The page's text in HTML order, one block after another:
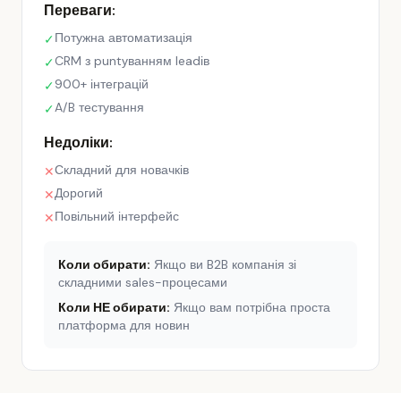
Переваги:
✓Потужна автоматизація
✓CRM з puntуванням leadів
✓900+ інтеграцій
✓A/B тестування
Недоліки:
✕Складний для новачків
✕Дорогий
✕Повільний інтерфейс
Коли обирати: Якщо ви B2B компанія зі
складними sales-процесами
Коли НЕ обирати: Якщо вам потрібна проста
платформа для новин